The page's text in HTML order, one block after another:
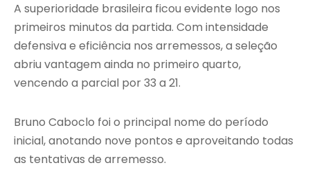
A superioridade brasileira ficou evidente logo nos
primeiros minutos da partida. Com intensidade
defensiva e eficiência nos arremessos, a seleção
abriu vantagem ainda no primeiro quarto,
vencendo a parcial por 33 a 21.
Bruno Caboclo foi o principal nome do período
inicial, anotando nove pontos e aproveitando todas
as tentativas de arremesso.